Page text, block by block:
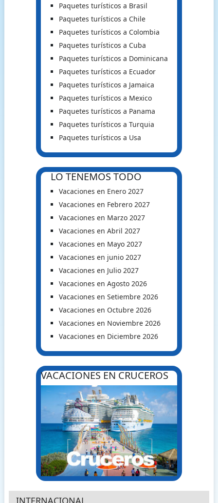
Paquetes turísticos a Brasil
Paquetes turísticos a Chile
Paquetes turísticos a Colombia
Paquetes turísticos a Cuba
Paquetes turísticos a Dominicana
Paquetes turísticos a Ecuador
Paquetes turísticos a Jamaica
Paquetes turísticos a Mexico
Paquetes turísticos a Panama
Paquetes turísticos a Turquia
Paquetes turísticos a Usa
LO TENEMOS TODO
Vacaciones en Enero 2027
Vacaciones en Febrero 2027
Vacaciones en Marzo 2027
Vacaciones en Abril 2027
Vacaciones en Mayo 2027
Vacaciones en junio 2027
Vacaciones en Julio 2027
Vacaciones en Agosto 2026
Vacaciones en Setiembre 2026
Vacaciones en Octubre 2026
Vacaciones en Noviembre 2026
Vacaciones en Diciembre 2026
VACACIONES EN CRUCEROS